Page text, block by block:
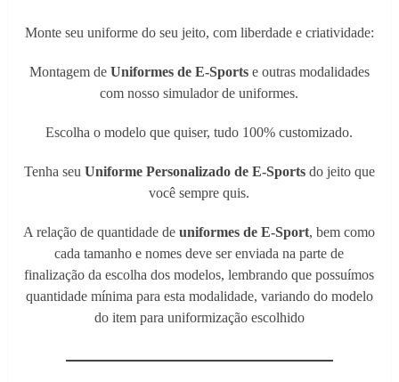
Monte seu uniforme do seu jeito, com liberdade e criatividade:
Montagem de Uniformes de E-Sports e outras modalidades
com nosso simulador de uniformes.
Escolha o modelo que quiser, tudo 100% customizado.
Tenha seu Uniforme Personalizado de E-Sports do jeito que
você sempre quis.
A relação de quantidade deuniformes de E-Sport, bem como
cada tamanho e nomes deve ser enviada na parte de
finalização da escolha dos modelos, lembrando que possuímos
quantidade mínima para esta modalidade, variando do modelo
do item para uniformização escolhido